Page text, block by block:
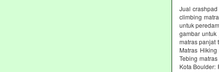
Jual
climbing
untuk
gambar
matras panjat
Matras
Tebing
Kota Boulder: